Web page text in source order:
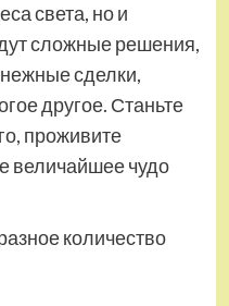
света, но и
сложные решения,
сделки,
другое. Станьте
проживите
величайшее чудо
количество